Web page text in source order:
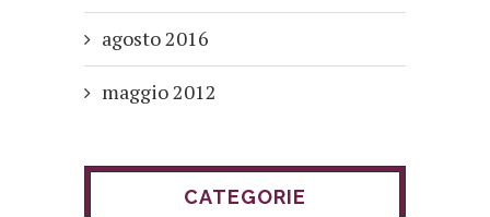
agosto 2016
maggio 2012
CATEGORIE